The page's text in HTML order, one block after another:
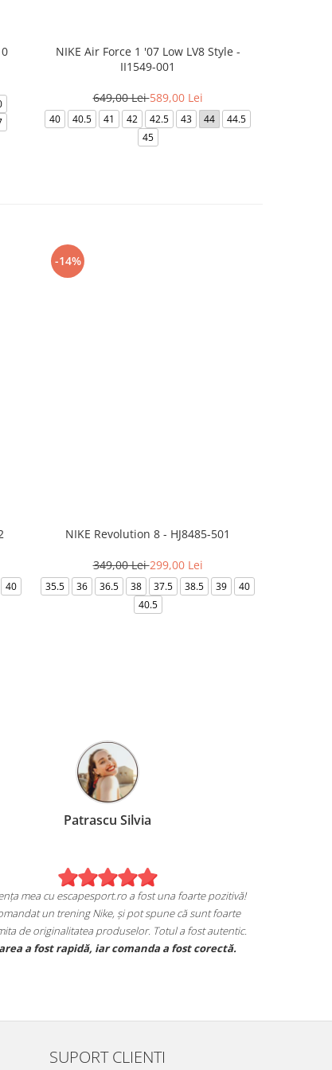
NIKE Air Force 1 '07 Low LV8 Style -
II1549-001
649,00 Lei589,00 Lei
40 40.5 41 42 42.5 43 44
44.5
45
40
-14%
NIKE Revolution 8 - HJ8485-501
349,00 Lei299,00 Lei
35.5 36 36.5 38 37.5 38.5 39
40
40.5
Patrascu Silvia
mea cu escapesport.ro a fost una foarte pozitivă!
un trening Nike, și pot spune că sunt foarte
de originalitatea produselor. Totul a fost autentic.
a fost rapidă, iar comanda a fost corectă.
SUPORT CLIENTI